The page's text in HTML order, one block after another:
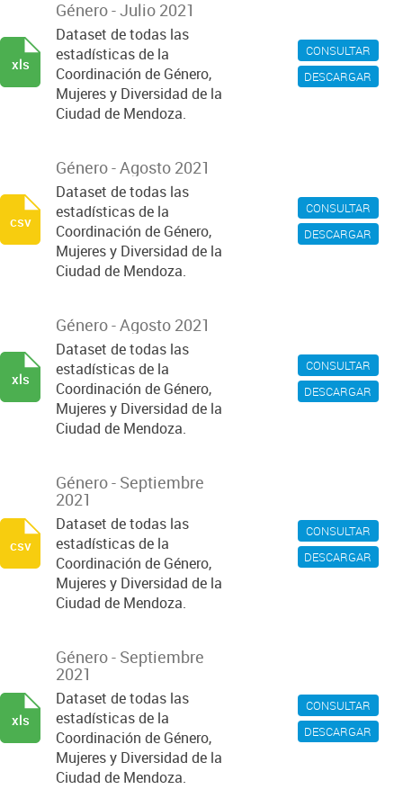
CONSULTAR
DESCARGAR
Género - Julio 2021
Dataset de todas las
estadísticas de la
Coordinación de Género,
Mujeres y Diversidad de la
Ciudad de Mendoza.
xls
CONSULTAR
DESCARGAR
Género - Agosto 2021
Dataset de todas las
estadísticas de la
Coordinación de Género,
Mujeres y Diversidad de la
Ciudad de Mendoza.
csv
CONSULTAR
DESCARGAR
Género - Agosto 2021
Dataset de todas las
estadísticas de la
Coordinación de Género,
Mujeres y Diversidad de la
Ciudad de Mendoza.
xls
CONSULTAR
DESCARGAR
Género - Septiembre
2021
Dataset de todas las
estadísticas de la
Coordinación de Género,
Mujeres y Diversidad de la
Ciudad de Mendoza.
csv
CONSULTAR
DESCARGAR
Género - Septiembre
2021
Dataset de todas las
estadísticas de la
Coordinación de Género,
Mujeres y Diversidad de la
Ciudad de Mendoza.
xls